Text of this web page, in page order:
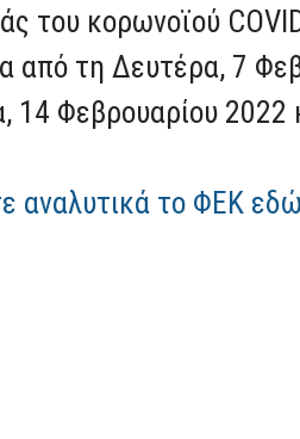
του κορωνοϊού
από τη Δευτέρα, 7
14 Φεβρουαρίου 2022
αναλυτικά το ΦΕΚ